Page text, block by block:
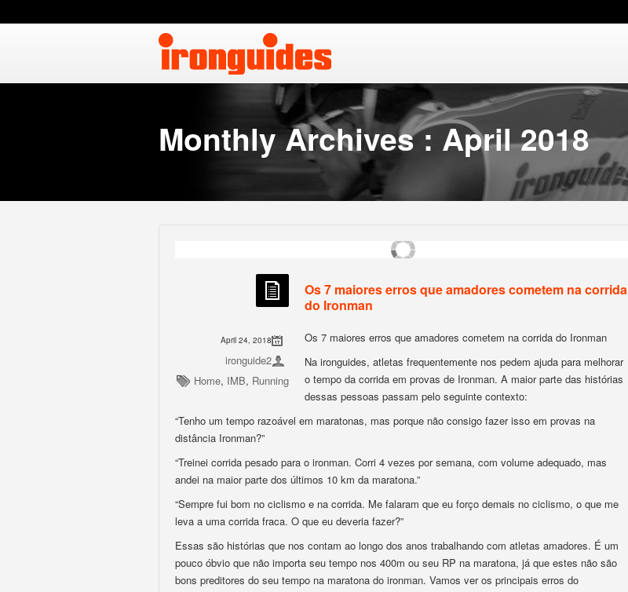
Monthly Archives : April 2018
Os 7 maiores erros que amadores cometem na corrida
do Ironman
April 24, 2018
ironguide2
Home, IMB, Running
Os 7 maiores erros que amadores cometem na corrida do Ironman
Na ironguides, atletas frequentemente nos pedem ajuda para melhorar
o tempo da corrida em provas de Ironman. A maior parte das histórias
dessas pessoas passam pelo seguinte contexto:
“Tenho um tempo razoável em maratonas, mas porque não consigo fazer isso em provas na
distância Ironman?”
“Treinei corrida pesado para o ironman. Corri 4 vezes por semana, com volume adequado, mas
andei na maior parte dos últimos 10 km da maratona.”
“Sempre fui bom no ciclismo e na corrida. Me falaram que eu forço demais no ciclismo, o que me
leva a uma corrida fraca. O que eu deveria fazer?”
Essas são histórias que nos contam ao longo dos anos trabalhando com atletas amadores. É um
pouco óbvio que não importa seu tempo nos 400m ou seu RP na maratona, já que estes não são
bons preditores do seu tempo na maratona do ironman. Vamos ver os principais erros do